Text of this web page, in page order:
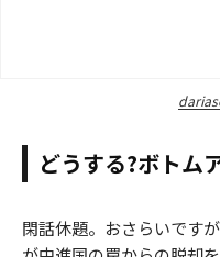
どうする?ボトム
閑話休題。おさらいですが